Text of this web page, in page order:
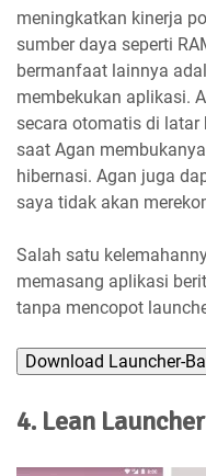
meningkatkan kinerja
sumber daya seperti
bermanfaat lainnya
membekukan aplikasi.
secara otomatis di latar
saat Agan
hibernasi. Agan juga
saya tidak akan
Salah satu
memasang aplikasi
tanpa mencopot
Download Launcher-
4. Lean Launcher